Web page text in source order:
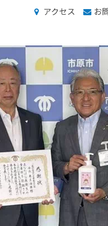
アクセス お